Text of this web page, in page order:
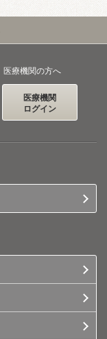
医療機関の方へ
医療機関
ログイン